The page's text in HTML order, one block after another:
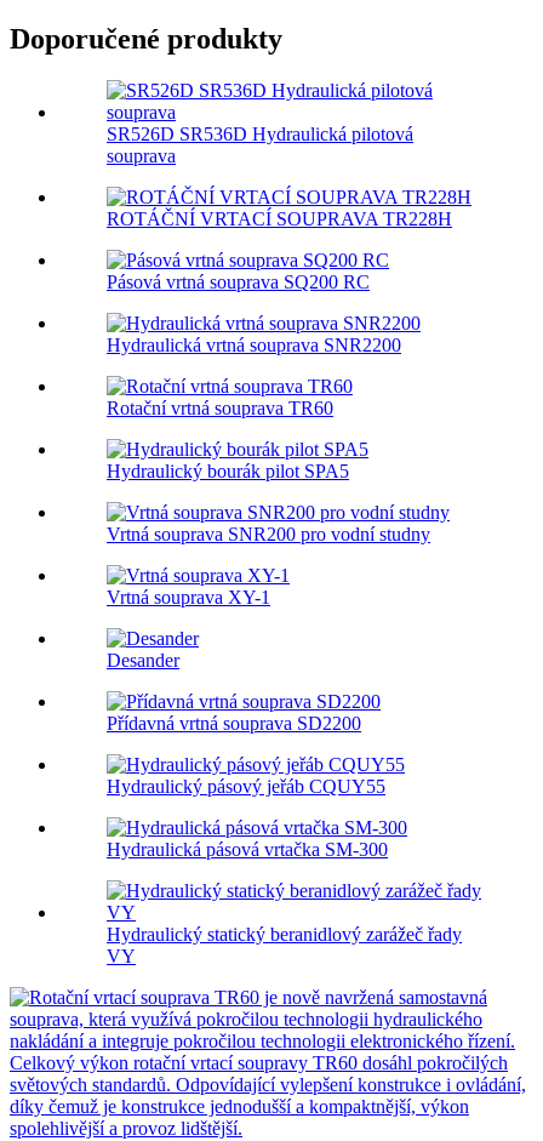
Doporučené produkty
SR526D SR536D Hydraulická pilotová
souprava
ROTÁČNÍ VRTACÍ SOUPRAVA TR228H
Pásová vrtná souprava SQ200 RC
Hydraulická vrtná souprava SNR2200
Rotační vrtná souprava TR60
Hydraulický bourák pilot SPA5
Vrtná souprava SNR200 pro vodní studny
Vrtná souprava XY-1
Desander
Přídavná vrtná souprava SD2200
Hydraulický pásový jeřáb CQUY55
Hydraulická pásová vrtačka SM-300
Hydraulický statický beranidlový zarážeč řady
VY